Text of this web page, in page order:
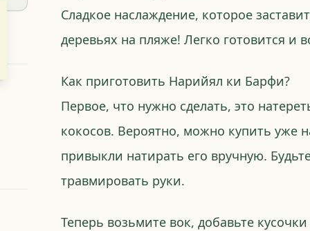
Сладкое наслаждение, которое
деревьях на пляже! Легко готовится и
Как приготовить Нарийял ки Барфи?
Первое, что нужно сделать, это
кокосов. Вероятно, можно купить уже
привыкли натирать его вручную.
травмировать руки.
Теперь возьмите вок, добавьте